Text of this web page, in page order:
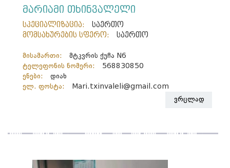
მარიამი თხინვალელი
სპეციალიზაცია:
საერთო
მომსახურების სფერო:
საერთო
მისამართი:
მტკვრის ქუჩა N6
ტელეფონის ნომერი:
568830850
ენები:
დიახ
ელ. ფოსტა:
Mari.txinvaleli@gmail.com
ვრცლად